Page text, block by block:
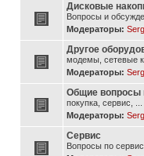
Дисковые
Вопросы и
Модераторы:
Другое
модемы, сетевые
Модераторы:
Общие вопросы
покупка, сервис, ...
Модераторы:
Сервис
Вопросы по